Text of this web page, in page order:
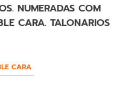
NUMERADAS COM
CARA. TALONARIOS
CARA